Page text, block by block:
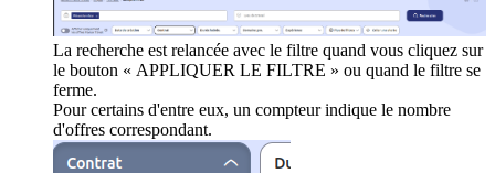
La recherche est relancée avec le filtre quand vous cliquez sur
le bouton « APPLIQUER LE FILTRE » ou quand le filtre se
ferme.
Pour certains d'entre eux, un compteur indique le nombre
d'offres correspondant.